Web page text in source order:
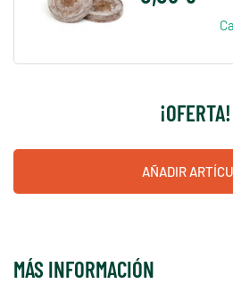
¡OFERTA!
AÑADIR
MÁS INFORMACIÓN